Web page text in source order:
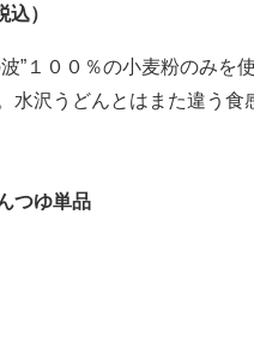
）
”１００％の小麦粉のみを
水沢うどんとはまた違う食
つゆ単品